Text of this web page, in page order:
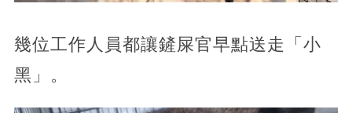
幾位工作人員都讓鏟屎官早點送走「小
黑」。